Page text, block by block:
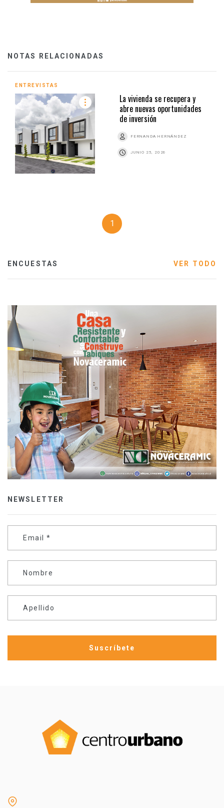
NOTAS RELACIONADAS
ENTREVISTAS
La vivienda se recupera y
abre nuevas oportunidades
de inversión
FERNANDA HERNÁNDEZ
JUNIO 25, 2026
1
ENCUESTAS VER TODO
NEWSLETTER
Email *
Nombre
Apellido